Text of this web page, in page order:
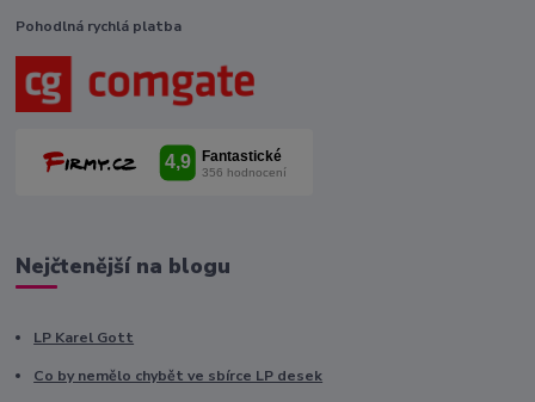
Pohodlná rychlá platba
Nejčtenější na blogu
LP Karel Gott
Co by nemělo chybět ve sbírce LP desek